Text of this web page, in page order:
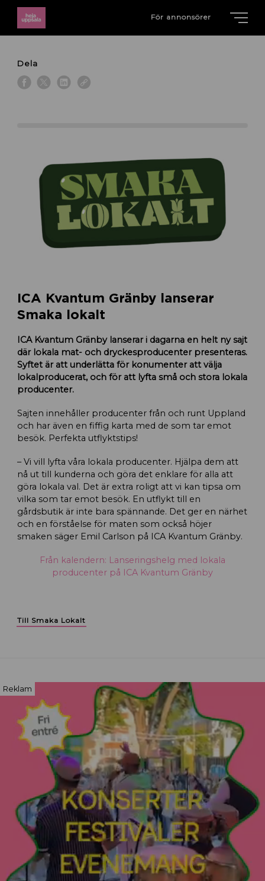
För annonsörer
Dela
ICA Kvantum Gränby lanserar
Smaka lokalt
ICA Kvantum Gränby lanserar i dagarna en helt ny sajt
där lokala mat- och dryckesproducenter presenteras.
Syftet är att underlätta för konumenter att välja
lokalproducerat, och för att lyfta små och stora lokala
producenter.
Sajten innehåller producenter från och runt Uppland
och har även en fiffig karta med de som tar emot
besök. Perfekta utflyktstips!
– Vi vill lyfta våra lokala producenter. Hjälpa dem att
nå ut till kunderna och göra det enklare för alla att
göra lokala val. Det är extra roligt att vi kan tipsa om
vilka som tar emot besök. En utflykt till en
gårdsbutik är inte bara spännande. Det ger en närhet
och en förståelse för maten som också höjer
smaken säger Emil Carlson på ICA Kvantum Gränby.
Från kalendern: Lanseringshelg med lokala
producenter på ICA Kvantum Gränby
Till Smaka Lokalt
Reklam